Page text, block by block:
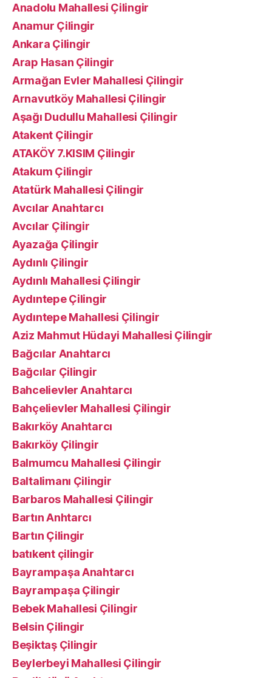
Anadolu Mahallesi Çilingir
Anamur Çilingir
Ankara Çilingir
Arap Hasan Çilingir
Armağan Evler Mahallesi Çilingir
Arnavutköy Mahallesi Çilingir
Aşağı Dudullu Mahallesi Çilingir
Atakent Çilingir
ATAKÖY 7.KISIM Çilingir
Atakum Çilingir
Atatürk Mahallesi Çilingir
Avcılar Anahtarcı
Avcılar Çilingir
Ayazağa Çilingir
Aydınlı Çilingir
Aydınlı Mahallesi Çilingir
Aydıntepe Çilingir
Aydıntepe Mahallesi Çilingir
Aziz Mahmut Hüdayi Mahallesi Çilingir
Bağcılar Anahtarcı
Bağcılar Çilingir
Bahcelievler Anahtarcı
Bahçelievler Mahallesi Çilingir
Bakırköy Anahtarcı
Bakırköy Çilingir
Balmumcu Mahallesi Çilingir
Baltalimanı Çilingir
Barbaros Mahallesi Çilingir
Bartın Anhtarcı
Bartın Çilingir
batıkent çilingir
Bayrampaşa Anahtarcı
Bayrampaşa Çilingir
Bebek Mahallesi Çilingir
Belsin Çilingir
Beşiktaş Çilingir
Beylerbeyi Mahallesi Çilingir